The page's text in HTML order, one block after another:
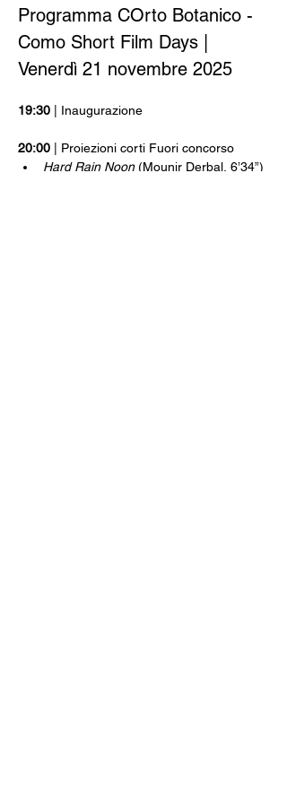
Programma COrto Botanico -
Como Short Film Days |
Venerdì 21 novembre 2025
19:30 | Inaugurazione
20:00 | Proiezioni corti Fuori concorso
Hard Rain Noon (Mounir Derbal, 6’34”)